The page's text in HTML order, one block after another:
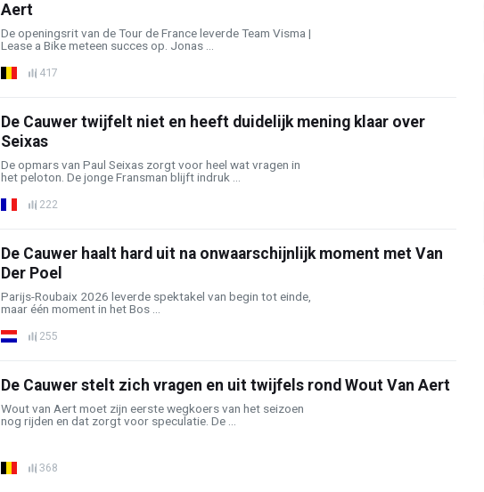
Aert
De openingsrit van de Tour de France leverde Team Visma |
Lease a Bike meteen succes op. Jonas ...
417
De Cauwer twijfelt niet en heeft duidelijk mening klaar over
Seixas
De opmars van Paul Seixas zorgt voor heel wat vragen in
het peloton. De jonge Fransman blijft indruk ...
222
De Cauwer haalt hard uit na onwaarschijnlijk moment met Van
Der Poel
Parijs-Roubaix 2026 leverde spektakel van begin tot einde,
maar één moment in het Bos ...
255
De Cauwer stelt zich vragen en uit twijfels rond Wout Van Aert
Wout van Aert moet zijn eerste wegkoers van het seizoen
nog rijden en dat zorgt voor speculatie. De ...
368